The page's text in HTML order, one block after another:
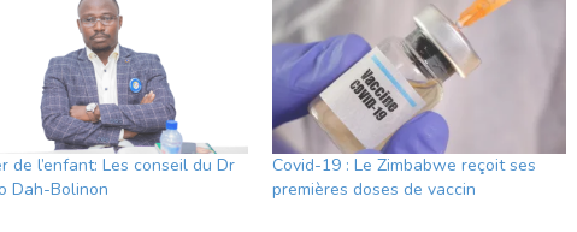
de l’enfant: Les conseil du Dr
Dah-Bolinon
Covid-19 : Le Zimbabwe reçoit ses
premières doses de vaccin